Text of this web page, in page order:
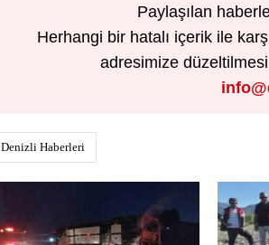
Paylaşılan
Herhangi bir hatalı içerik ile
adresimize
Denizli Haberleri